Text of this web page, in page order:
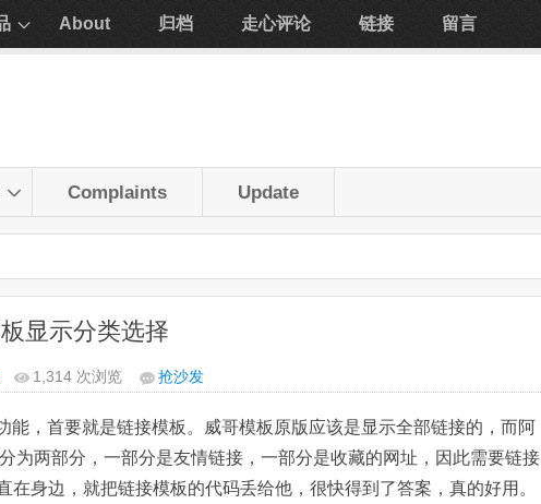
About 归档 走心评论 链接 留言
Complaints Update
显示分类选择
1,314 次浏览 抢沙发
能，首要就是链接模板。威哥模板原版应该是显示全部链接的，而阿
为两部分，一部分是友情链接，一部分是收藏的网址，因此需要链接
身边，就把链接模板的代码丢给他，很快得到了答案，真的好用。